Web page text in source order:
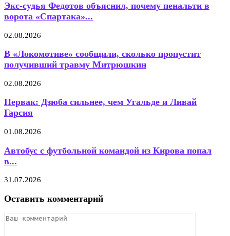
Экс-судья Федотов объяснил, почему пенальти в
ворота «Спартака»...
02.08.2026
В «Локомотиве» сообщили, сколько пропустит
получивший травму Митрюшкин
02.08.2026
Первак: Дзюба сильнее, чем Угальде и Ливай
Гарсия
01.08.2026
Автобус с футбольной командой из Кирова попал
в...
31.07.2026
Оставить комментарий